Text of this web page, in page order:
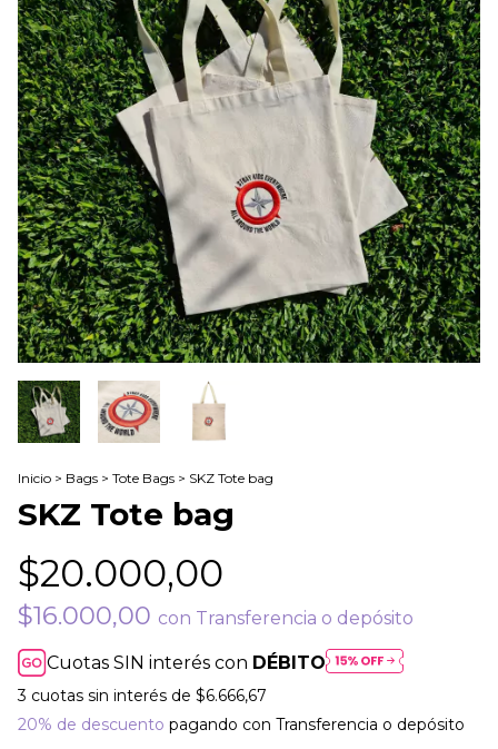
Inicio > Bags > Tote Bags > SKZ Tote bag
SKZ Tote bag
$20.000,00
$16.000,00 con Transferencia o depósito
Cuotas SIN interés con DÉBITO
3 cuotas sin interés de $6.666,67
20% de descuento pagando con Transferencia o depósito